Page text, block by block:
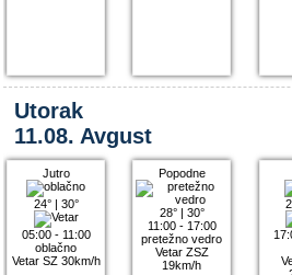
Utorak
11.08. Avgust
Jutro
24°| 30°
05:00 - 11:00
oblačno
Vetar SZ 30km/h
Popodne
28°| 30°
11:00 - 17:00
pretežno vedro
Vetar ZSZ
19km/h